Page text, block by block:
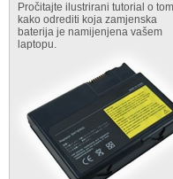
Pročitajte ilustrirani tutorial o
kako odrediti koja zamjenska
baterija je namijenjena vašem
laptopu.